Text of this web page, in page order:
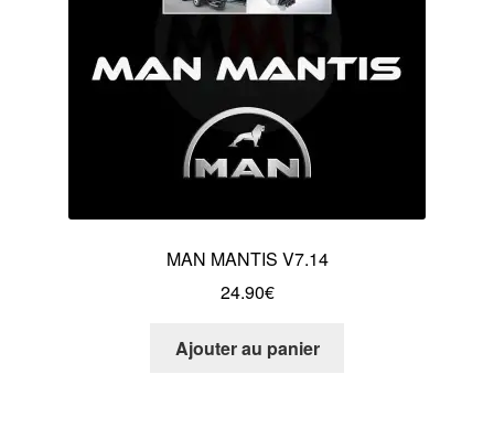
MAN MANTIS V7.14
24.90€
Ajouter au panier